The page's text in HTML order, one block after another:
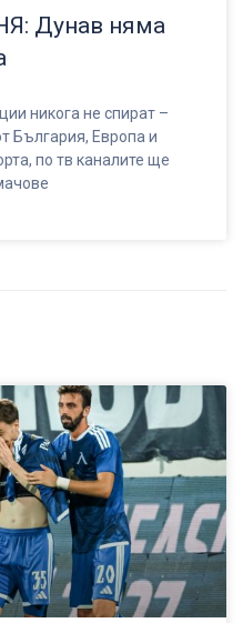
Дунав няма
никога не спират –
България, Европа и
по тв каналите ще